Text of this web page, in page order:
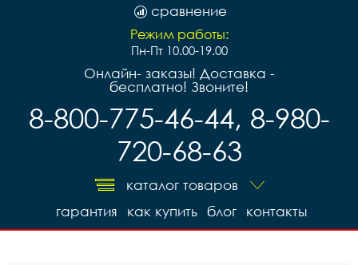
сравнение
Режим работы:
Пн-Пт 10.00-19.00
Онлайн- заказы! Доставка -
бесплатно! Звоните!
8-800-775-46-44, 8-980-
720-68-63
каталог товаров
контакты
блог
как купить
гарантия